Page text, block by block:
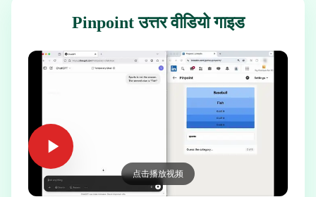
Pinpoint उत्तर वीडियो गाइड
点击播放视频